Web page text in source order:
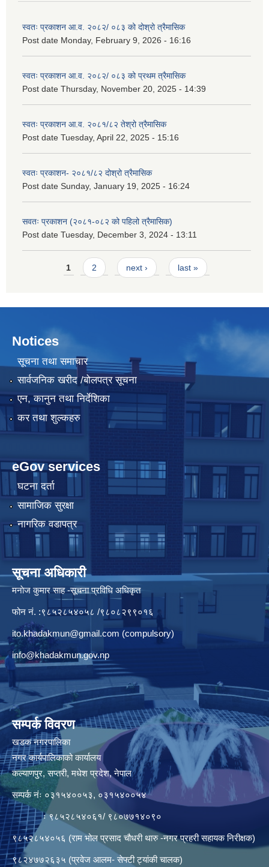
स्वतः प्रकाशन आ.व. २०८२/ ०८३ को दोश्रो त्रैमासिक
Post date Monday, February 9, 2026 - 16:16
स्वतः प्रकाशन आ.व. २०८२/ ०८३ को प्रथम त्रैमासिक
Post date Thursday, November 20, 2025 - 14:39
स्वतः प्रकाशन आ.व. २०८१/८२ तेश्रो त्रैमासिक
Post date Tuesday, April 22, 2025 - 15:16
स्वतः प्रकाशन- २०८१/८२ दोश्रो त्रैमासिक
Post date Sunday, January 19, 2025 - 16:24
सवतः प्रकाशन (२०८१-०८२ को पहिलो त्रैमासिक)
Post date Tuesday, December 3, 2024 - 13:11
Pages1 2 next › last »
Notices
सूचना तथा समाचार
सार्वजनिक खरीद /बोलपत्र सूचना
एन, कानुन तथा निर्देशिका
कर तथा शुल्कहरु
eGov services
घटना दर्ता
सामाजिक सुरक्षा
नागरिक वडापत्र
सूचना अधिकारी
मनाेज कुमार साह -सूचना प्रविधि अधिकृत
फोन नं. :९८५२८५४०५८ /९८०८२९९०१६
ito.khadakmun@gmail.com (compulsory)
info@khadakmun.gov.np
सम्पर्क विवरण
खडक नगरपालिका
नगर कार्यपालिकाको कार्यालय
कल्याणपुर, सप्तरी, मधेश प्रदेश, नेपाल
सम्पर्क नंः ०३१५४००५३, ०३१५४००५४
ः ९८५२८५४०६१/ ९८०७७१४०९०
९८५२८५४०५६ (राम भोल प्रसाद चौधरी थारु -नगर प्रहरी सहायक निरीक्षक)
९८२४७७२६३५ (प्रवेज आलम- सेफ्टी ट्यांकी चालक)